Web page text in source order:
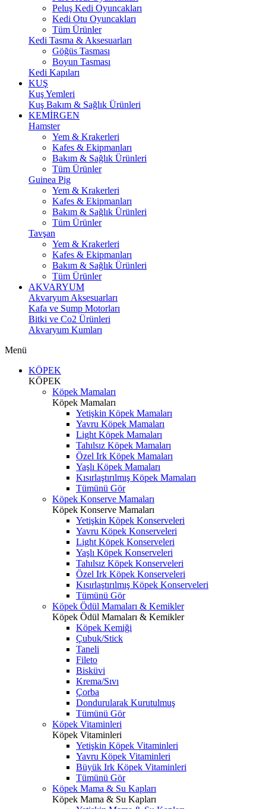
Peluş Kedi Oyuncakları
Kedi Otu Oyuncakları
Tüm Ürünler
Kedi Tasma & Aksesuarları
Göğüs Tasması
Boyun Tasması
Kedi Kapıları
KUŞ
Kuş Yemleri
Kuş Bakım & Sağlık Ürünleri
KEMİRGEN
Hamster
Yem & Krakerleri
Kafes & Ekipmanları
Bakım & Sağlık Ürünleri
Tüm Ürünler
Guinea Pig
Yem & Krakerleri
Kafes & Ekipmanları
Bakım & Sağlık Ürünleri
Tüm Ürünler
Tavşan
Yem & Krakerleri
Kafes & Ekipmanları
Bakım & Sağlık Ürünleri
Tüm Ürünler
AKVARYUM
Akvaryum Aksesuarları
Kafa ve Sump Motorları
Bitki ve Co2 Ürünleri
Akvaryum Kumları
Menü
KÖPEK
KÖPEK
Köpek Mamaları
Köpek Mamaları
Yetişkin Köpek Mamaları
Yavru Köpek Mamaları
Light Köpek Mamaları
Tahılsız Köpek Mamaları
Özel Irk Köpek Mamaları
Yaşlı Köpek Mamaları
Kısırlaştırılmış Köpek Mamaları
Tümünü Gör
Köpek Konserve Mamaları
Köpek Konserve Mamaları
Yetişkin Köpek Konserveleri
Yavru Köpek Konserveleri
Light Köpek Konserveleri
Yaşlı Köpek Konserveleri
Tahılsız Köpek Konserveleri
Özel Irk Köpek Konserveleri
Kısırlaştırılmış Köpek Konserveleri
Tümünü Gör
Köpek Ödül Mamaları & Kemikler
Köpek Ödül Mamaları & Kemikler
Köpek Kemiği
Çubuk/Stick
Taneli
Fileto
Bisküvi
Krema/Sıvı
Çorba
Dondurularak Kurutulmuş
Tümünü Gör
Köpek Vitaminleri
Köpek Vitaminleri
Yetişkin Köpek Vitaminleri
Yavru Köpek Vitaminleri
Büyük Irk Köpek Vitaminleri
Tümünü Gör
Köpek Mama & Su Kapları
Köpek Mama & Su Kapları